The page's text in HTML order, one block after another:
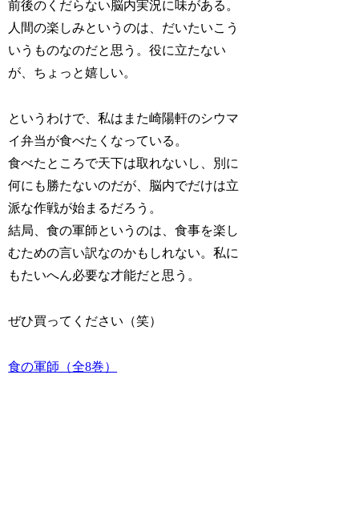
前後のくだらない脳内実況に味がある。
人間の楽しみというのは、だいたいこう
いうものなのだと思う。役に立たない
が、ちょっと嬉しい。
というわけで、私はまた崎陽軒のシウマ
イ弁当が食べたくなっている。
食べたところで天下は取れないし、別に
何にも勝たないのだが、脳内でだけは立
派な作戦が始まるだろう。
結局、食の軍師というのは、食事を楽し
むための言い訳なのかもしれない。私に
もたいへん必要な才能だと思う。
ぜひ買ってください（笑）
食の軍師（全8巻）